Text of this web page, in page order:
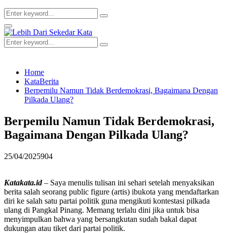
Search
for:
Search
Primary
Menu
Search
for:
Search
Home
KataBerita
Berpemilu Namun Tidak Berdemokrasi, Bagaimana Dengan
Pilkada Ulang?
Berpemilu Namun Tidak Berdemokrasi,
Bagaimana Dengan Pilkada Ulang?
25/04/2025904
Katakata.id– Saya menulis tulisan ini sehari setelah menyaksikan
berita salah seorang public figure (artis) ibukota yang mendaftarkan
diri ke salah satu partai politik guna mengikuti kontestasi pilkada
ulang di Pangkal Pinang. Memang terlalu dini jika untuk bisa
menyimpulkan bahwa yang bersangkutan sudah bakal dapat
dukungan atau tiket dari partai politik.